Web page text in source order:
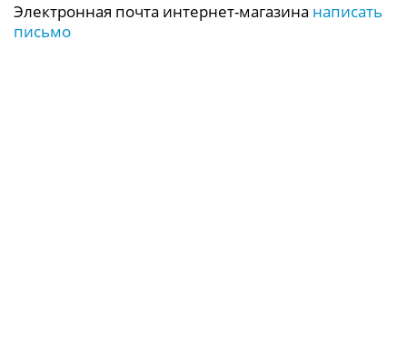
Электронная почта интернет-магазина написать
письмо